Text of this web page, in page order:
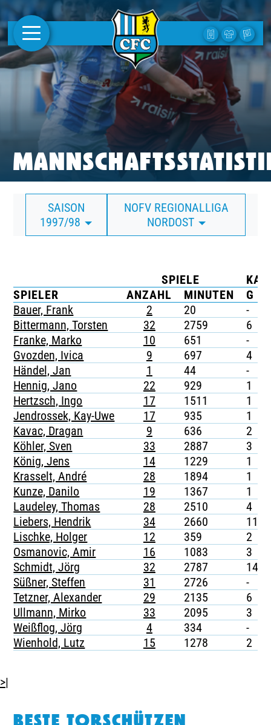
AKTUELLES
1. MANNSCHAFT
FRAUEN
CAMPUS
CLUB
CLUBMITGLIEDSCHAFT
BUSINESS
TICKETING
SAISON
1997/98
NOFV REGIONALLIGA
NORDOST
SPIELE
SPIELER
ANZAHL MINUTEN G
Bauer, Frank
2 20 -
Bittermann, Torsten
32 2759 6
Franke, Marko
10 651 -
Gvozden, Ivica
9 697 4
Händel, Jan
1 44 -
Hennig, Jano
22 929 1
Hertzsch, Ingo
17 1511 1
Jendrossek, Kay-Uwe
17 935 1
Kavac, Dragan
9 636 2
Köhler, Sven
33 2887 3
König, Jens
14 1229 1
Krasselt, André
28 1894 1
Kunze, Danilo
19 1367 1
Laudeley, Thomas
28 2510 4
Liebers, Hendrik
34 2660 11
Lischke, Holger
12 359 2
Osmanovic, Amir
16 1083 3
Schmidt, Jörg
32 2787 14
Süßner, Steffen
31 2726 -
Tetzner, Alexander
29 2135 6
Ullmann, Mirko
33 2095 3
Weißflog, Jörg
4 334 -
Wienhold, Lutz
15 1278 2
>|